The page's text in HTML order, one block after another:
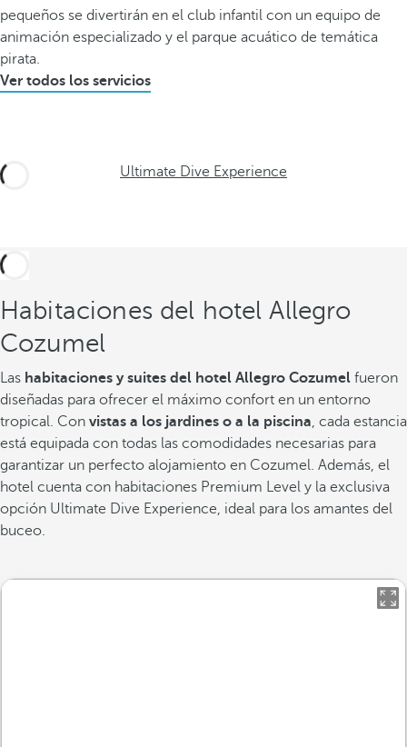
pequeños se divertirán en el club infantil con un equipo de
animación especializado y el parque acuático de temática
pirata.
Ver todos los servicios
Ultimate Dive Experience
Habitaciones del hotel Allegro
Cozumel
Las habitaciones y suites del hotel Allegro Cozumel fueron
diseñadas para ofrecer el máximo confort en un entorno
tropical. Con vistas a los jardines o a la piscina , cada estancia
está equipada con todas las comodidades necesarias para
garantizar un perfecto alojamiento en Cozumel. Además, el
hotel cuenta con habitaciones Premium Level y la exclusiva
opción Ultimate Dive Experience, ideal para los amantes del
buceo.